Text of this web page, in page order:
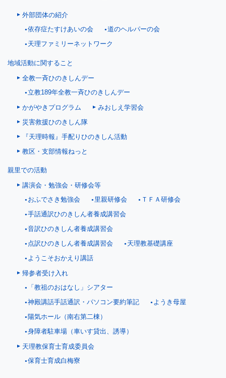
外部団体の紹介
依存症たすけあいの会 道のヘルパーの会
天理ファミリーネットワーク
地域活動に関すること
全教一斉ひのきしんデー
立教189年全教一斉ひのきしんデー
かがやきプログラム
みおしえ学習会
災害救援ひのきしん隊
『天理時報』手配りひのきしん活動
教区・支部情報ねっと
親里での活動
講演会・勉強会・研修会等
おふでさき勉強会 里親研修会 ＴＦＡ研修会
手話通訳ひのきしん者養成講習会
音訳ひのきしん者養成講習会
点訳ひのきしん者養成講習会 天理教基礎講座
ようこそおかえり講話
帰参者受け入れ
「教祖のおはなし」シアター
神殿講話手話通訳・パソコン要約筆記 ようき母屋
陽気ホール（南右第二棟）
身障者駐車場（車いす貸出、誘導）
天理教保育士育成委員会
保育士育成白梅寮